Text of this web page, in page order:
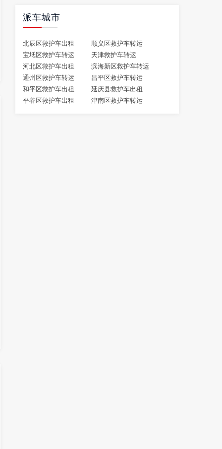
派车城市
北辰区救护车出租
顺义区救护车转运
宝坻区救护车转运
天津救护车转运
河北区救护车出租
滨海新区救护车转运
通州区救护车转运
昌平区救护车转运
和平区救护车出租
延庆县救护车出租
平谷区救护车出租
津南区救护车转运